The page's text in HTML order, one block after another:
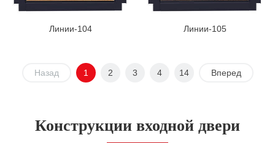
Линии-104 Линии-105
Назад 1 2 3 4 14 Вперед
Конструкции входной двери